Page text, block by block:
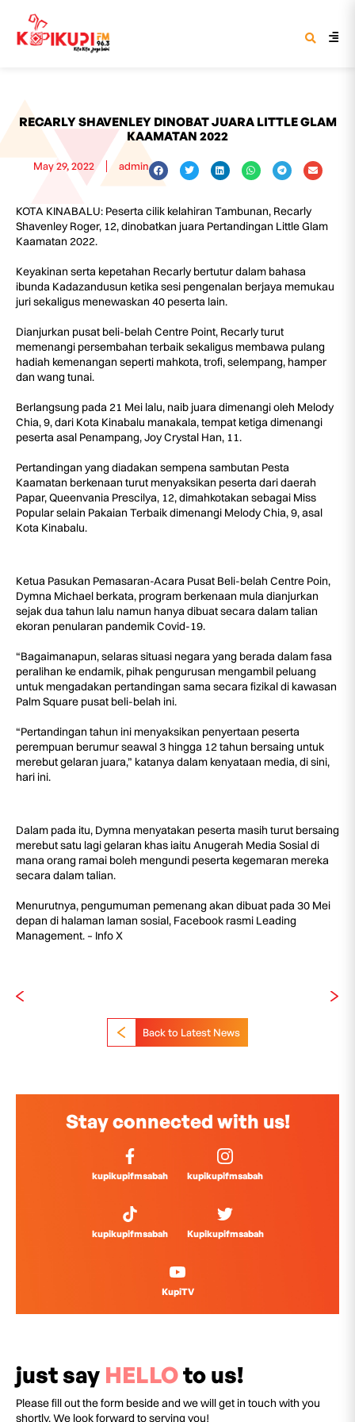
RECARLY SHAVENLEY DINOBAT JUARA LITTLE GLAM
KAAMATAN 2022
May 29, 2022 admin
KOTA KINABALU: Peserta cilik kelahiran Tambunan, Recarly
Shavenley Roger, 12, dinobatkan juara Pertandingan Little Glam
Kaamatan 2022.
Keyakinan serta kepetahan Recarly bertutur dalam bahasa
ibunda Kadazandusun ketika sesi pengenalan berjaya memukau
juri sekaligus menewaskan 40 peserta lain.
Dianjurkan pusat beli-belah Centre Point, Recarly turut
memenangi persembahan terbaik sekaligus membawa pulang
hadiah kemenangan seperti mahkota, trofi, selempang, hamper
dan wang tunai.
Berlangsung pada 21 Mei lalu, naib juara dimenangi oleh Melody
Chia, 9, dari Kota Kinabalu manakala, tempat ketiga dimenangi
peserta asal Penampang, Joy Crystal Han, 11.
Pertandingan yang diadakan sempena sambutan Pesta
Kaamatan berkenaan turut menyaksikan peserta dari daerah
Papar, Queenvania Prescilya, 12, dimahkotakan sebagai Miss
Popular selain Pakaian Terbaik dimenangi Melody Chia, 9, asal
Kota Kinabalu.
Ketua Pasukan Pemasaran-Acara Pusat Beli-belah Centre Poin,
Dymna Michael berkata, program berkenaan mula dianjurkan
sejak dua tahun lalu namun hanya dibuat secara dalam talian
ekoran penularan pandemik Covid-19.
“Bagaimanapun, selaras situasi negara yang berada dalam fasa
peralihan ke endamik, pihak pengurusan mengambil peluang
untuk mengadakan pertandingan sama secara fizikal di kawasan
Palm Square pusat beli-belah ini.
“Pertandingan tahun ini menyaksikan penyertaan peserta
perempuan berumur seawal 3 hingga 12 tahun bersaing untuk
merebut gelaran juara,” katanya dalam kenyataan media, di sini,
hari ini.
Dalam pada itu, Dymna menyatakan peserta masih turut bersaing
merebut satu lagi gelaran khas iaitu Anugerah Media Sosial di
mana orang ramai boleh mengundi peserta kegemaran mereka
secara dalam talian.
Menurutnya, pengumuman pemenang akan dibuat pada 30 Mei
depan di halaman laman sosial, Facebook rasmi Leading
Management. – Info X
Back to Latest News
Stay connected with us!
kupikupifmsabah kupikupifmsabah
kupikupifmsabah Kupikupifmsabah
KupiTV
just say HELLOto us!
Please fill out the form beside and we will get in touch with you
shortly. We look forward to serving you!